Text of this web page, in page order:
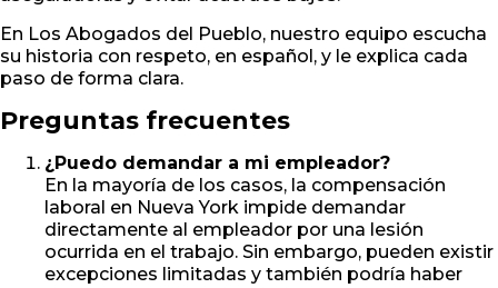
En Los Abogados del Pueblo, nuestro equipo escucha
su historia con respeto, en español, y le explica cada
paso de forma clara.
Preguntas frecuentes
¿Puedo demandar a mi empleador?
En la mayoría de los casos, la compensación
laboral en Nueva York impide demandar
directamente al empleador por una lesión
ocurrida en el trabajo. Sin embargo, pueden existir
excepciones limitadas y también podría haber